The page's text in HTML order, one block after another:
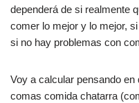
dependerá de si realmente
comer lo mejor y lo mejor,
si no hay problemas con
Voy a calcular pensando
comas comida chatarra